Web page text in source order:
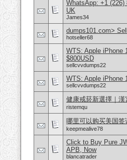
WhatsApp: +1
UK
James34
dumps101.com>
hotseller68
WTS: Apple iPhone
$800USD
sellcvvdumps22
WTS: Apple iPhone
sellcvvdumps22
健康戒菸新選擇｜
ristemqu
哪里可以购买美国签
keepmealive78
Click to Buy Pure
APB, Now
blancatrader